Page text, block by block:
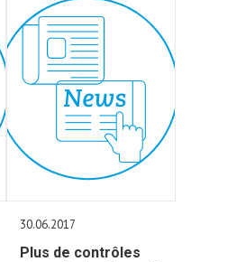
30.06.2017
Plus de contrôles